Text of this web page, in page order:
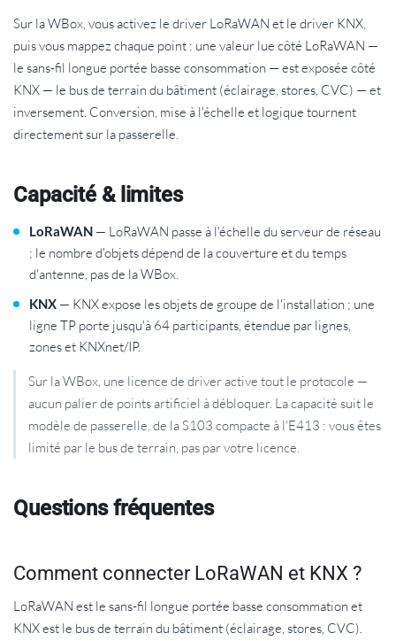
Sur la WBox, vous activez le driver LoRaWAN et le driver KNX,
puis vous mappez chaque point : une valeur lue côté LoRaWAN —
le sans-fil longue portée basse consommation — est exposée côté
KNX — le bus de terrain du bâtiment (éclairage, stores, CVC) — et
inversement. Conversion, mise à l'échelle et logique tournent
directement sur la passerelle.
Capacité & limites
LoRaWAN — LoRaWAN passe à l'échelle du serveur de réseau
; le nombre d'objets dépend de la couverture et du temps
d'antenne, pas de la WBox.
KNX — KNX expose les objets de groupe de l'installation ; une
ligne TP porte jusqu'à 64 participants, étendue par lignes,
zones et KNXnet/IP.
Sur la WBox, une licence de driver active tout le protocole —
aucun palier de points artificiel à débloquer. La capacité suit le
modèle de passerelle, de la S103 compacte à l'E413 : vous êtes
limité par le bus de terrain, pas par votre licence.
Questions fréquentes
Comment connecter LoRaWAN et KNX ?
LoRaWAN est le sans-fil longue portée basse consommation et
KNX est le bus de terrain du bâtiment (éclairage, stores, CVC).